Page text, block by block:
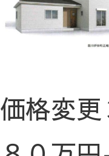
価格変更